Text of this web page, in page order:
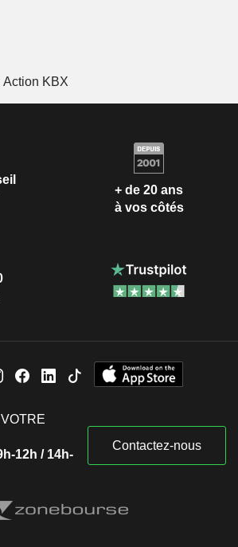
Action KBX
+ de 20 ans
à vos côtés
12h / 14h-
Contactez-nous